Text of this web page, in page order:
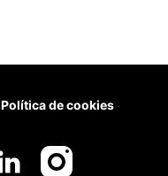
Política de cookies